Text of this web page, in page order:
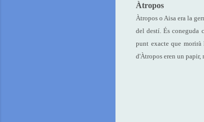
Àtropos
Àtropos o Aisa era la
del destí. És coneguda
punt exacte que morirà
d'Àtropos eren un papir,